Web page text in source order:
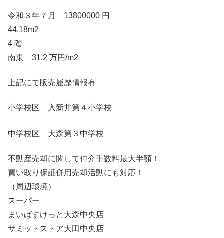
令和３年７月 13800000 円
44.18m2
4 階
南東 31.2 万円/m2
上記にて販売履歴情報有
小学校区 入新井第４小学校
中学校区 大森第３中学校
不動産売却に関して仲介手数料最大半額！
買い取り保証併用売却活動にも対応！
（周辺環境）
スーパー
まいばすけっと大森中央店
サミットストア大田中央店